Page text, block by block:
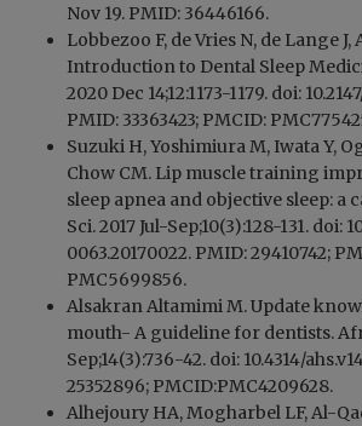
Nov 19. PMID: 36446166.
Lobbezoo F, de Vries N, de Lange
Introduction to Dental Sleep
2020 Dec 14;12:1173-1179. doi:
PMID: 33363423; PMCID:
Suzuki H, Yoshimiura M, Iwata Y,
Chow CM. Lip muscle training
sleep apnea and objective sleep: a
Sci. 2017 Jul-Sep;10(3):128-131. doi:
0063.20170022. PMID: 29410742;
PMC5699856.
Alsakran Altamimi M. Update
mouth- A guideline for dentists.
Sep;14(3):736-42. doi: 10.4314/
25352896; PMCID:PMC4209628.
Alhejoury HA, Mogharbel LF, Al-